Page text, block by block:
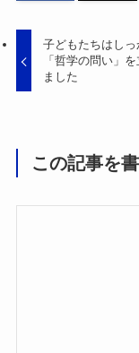
子どもたちはしっ
「哲学の問い」
ました
この記事を